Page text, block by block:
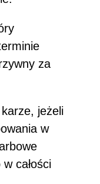
za
jeżeli
w
całości